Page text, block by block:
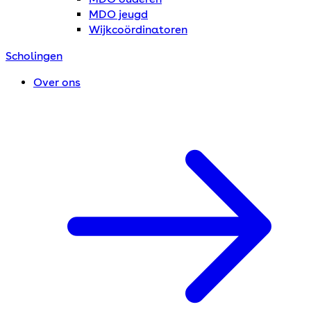
MDO jeugd
Wijkcoördinatoren
Scholingen
Over ons